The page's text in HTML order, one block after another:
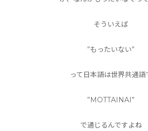
そういえば
”もったいない”
って日本語は世界共通語
”MOTTAINAI”
で通じるんですよね